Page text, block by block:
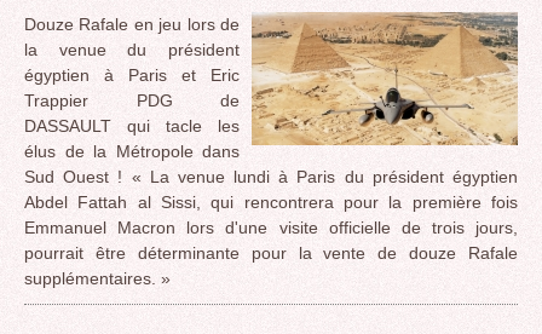
Douze Rafale en jeu lors de
la venue du président
égyptien à Paris et Eric
Trappier PDG de
DASSAULT qui tacle les
élus de la Métropole dans
Sud Ouest ! « La venue lundi à Paris du président égyptien
Abdel Fattah al Sissi, qui rencontrera pour la première fois
Emmanuel Macron lors d'une visite officielle de trois jours,
pourrait être déterminante pour la vente de douze Rafale
supplémentaires. »